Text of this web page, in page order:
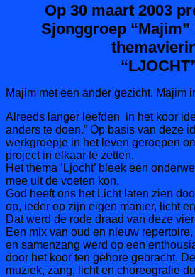
Op 30 maart 2003
Sjonggroep “Majim”
Majim met een ander gezicht. Majim
Alreeds langer leefden in het koor
anders te doen.” Op basis van deze
werkgroepje in het leven geroepen
project in elkaar te zetten.
Het thema ‘Ljocht’ bleek een
mee uit de voeten kon.
God heeft ons het Licht laten zien
op, ieder op zijn eigen manier, licht
Dat werd de rode draad van deze
Een mix van oud en nieuw
en samenzang werd op een
door het koor ten gehore gebracht.
muziek, zang, licht en choreografie